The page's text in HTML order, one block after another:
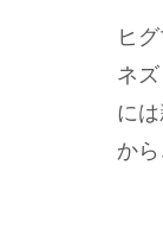
ヒ
ネ
に
か